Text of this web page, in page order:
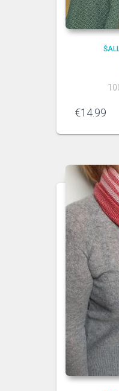
€14.99